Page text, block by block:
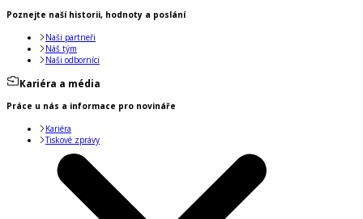
Poznejte naší historii, hodnoty a poslání
Naši partneři
Náš tým
Naši odborníci
Kariéra a média
Práce u nás a informace pro novináře
Kariéra
Tiskové zprávy